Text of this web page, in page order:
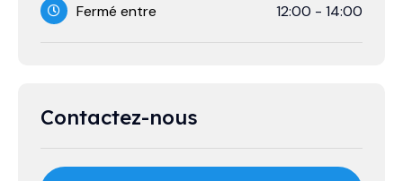
Fermé entre 12:00 - 14:00
Contactez-nous